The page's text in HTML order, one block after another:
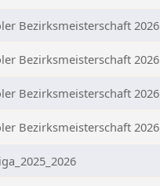
Bezirksmeisterschaft 2026
Bezirksmeisterschaft 2026
Bezirksmeisterschaft 2026
Bezirksmeisterschaft 2026